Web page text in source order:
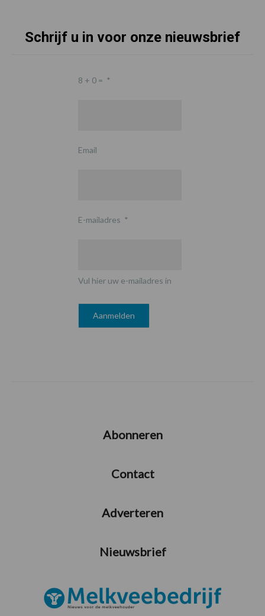
Schrijf u in voor onze nieuwsbrief
8 + 0 = *
Email
E-mailadres *
Vul hier uw e-mailadres in
Abonneren
Contact
Adverteren
Nieuwsbrief